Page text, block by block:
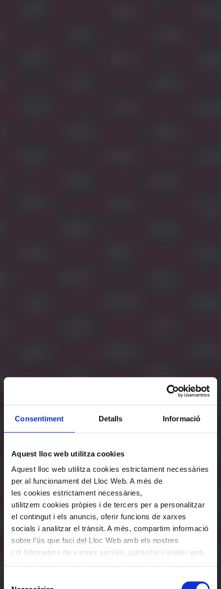
Consentiment Detalls Informació
Aquest lloc web utilitza cookies
Aquest lloc web utilitza cookies estrictament necessàries
per al funcionament del Lloc Web. A més de
les cookies estrictament necessàries,
utilitzem cookies pròpies i de tercers per a personalitzar
el contingut i els anuncis, oferir funcions de xarxes
socials i analitzar el trànsit. A més, compartim informació
sobre l'ús que faci del Lloc Web amb els nostres
col·laboradors de xarxes socials, publicitat i anàlisi web,